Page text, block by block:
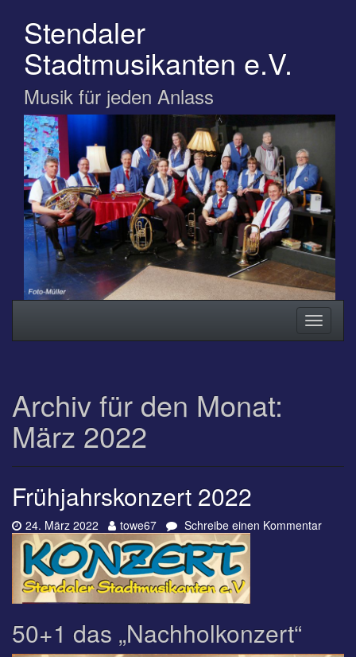
Hauptinhalt
springen
Stendaler
Stadtmusikanten e.V.
Musik für jeden Anlass
ein-/
Archiv für den Monat:
März 2022
Frühjahrskonzert 2022
Datum:
24. März 2022 Autor:
towe67 Schreibe einen Kommentarzu
50+1 das „Nachholkonzert“